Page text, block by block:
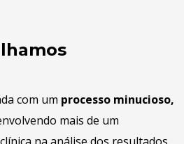
com um processo minucioso,
mais de um